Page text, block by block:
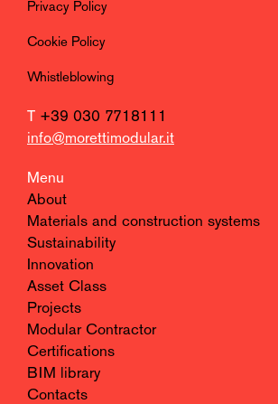
Privacy Policy
Cookie Policy
Whistleblowing
T +39 030 7718111
info@morettimodular.it
Menu
About
Materials and construction systems
Sustainability
Innovation
Asset Class
Projects
Modular Contractor
Certifications
BIM library
Contacts